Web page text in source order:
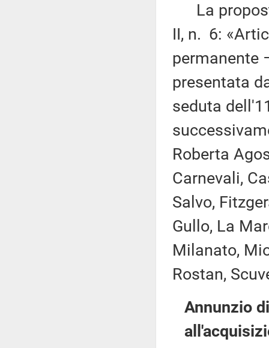
La
II, n. 6:
permanente
presentata
seduta
Roberta
Carnevali,
Salvo,
Gullo, La
Milanato,
Rostan,
Annunzio